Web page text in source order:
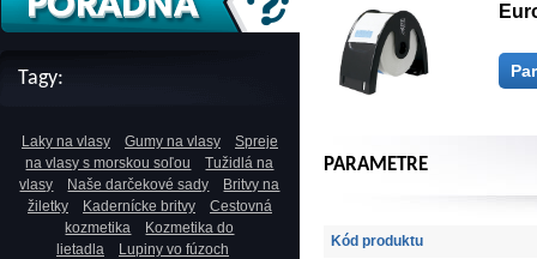
Tagy:
Laky na vlasy Gumy na vlasy
Spreje
na vlasy s morskou soľou
Tužidlá na
vlasy
Naše darčekové sady
Britvy na
žiletky
Kadernícke britvy
Cestovná
kozmetika
Kozmetika do
lietadla
Lupiny vo fúzoch
PARAMETRE
Kód produktu